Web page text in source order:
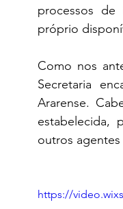
processos de
próprio
Como nos
Secretaria
Ararense.
estabelecida,
outros agentes
https://